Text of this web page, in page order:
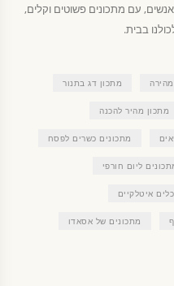
עם מתכונים פשוטים וקלים,
בבית.
מתכון דג בתנור
מתכון מהיר להכנה
מתכונים כשרים לפסח
ליום חורפי
איטלקיים
מתכונים של אסאדו